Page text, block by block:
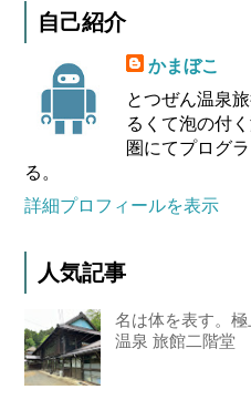
自己紹介
かまぼこ
とつぜん温泉
るくて泡の付
圏にてプログ
る。
詳細プロフィールを表示
人気記事
名は体を表す。
温泉 旅館二階堂